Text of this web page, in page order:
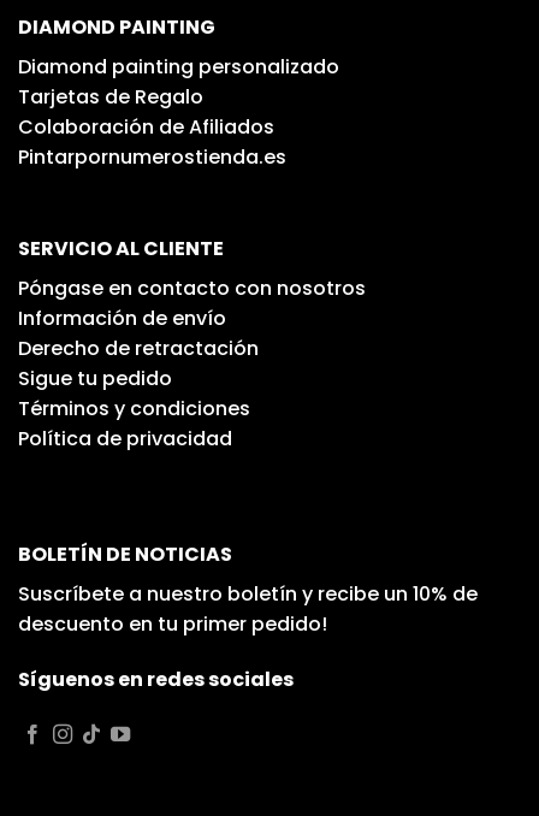
DIAMOND PAINTING
Diamond painting personalizado
Tarjetas de Regalo
Colaboración de Afiliados
Pintarpornumerostienda.es
SERVICIO AL CLIENTE
Póngase en contacto con nosotros
Información de envío
Derecho de retractación
Sigue tu pedido
Términos y condiciones
Política de privacidad
BOLETÍN DE NOTICIAS
Suscríbete a nuestro boletín y recibe un 10% de
descuento en tu primer pedido!
Síguenos en redes sociales